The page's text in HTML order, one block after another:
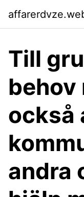
Till
behov
också
andra